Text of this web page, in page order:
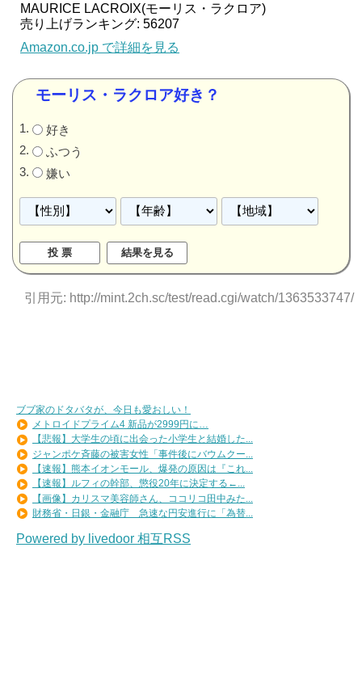
MAURICE LACROIX(モーリス・ラクロア)
売り上げランキング: 56207
Amazon.co.jp で詳細を見る
モーリス・ラクロア好き？
好き
ふつう
嫌い
引用元: http://mint.2ch.sc/test/read.cgi/watch/1363533747/
ブブ家のドタバタが、今日も愛おしい！
メトロイドプライム4 新品が2999円に…
【悲報】大学生の頃に出会った小学生と結婚した...
ジャンポケ斉藤の被害女性「事件後にバウムクー...
【速報】熊本イオンモール、爆発の原因は『これ...
【速報】ルフィの幹部、懲役20年に決定する←...
【画像】カリスマ美容師さん、ココリコ田中みた...
財務省・日銀・金融庁 急速な円安進行に「為替...
Powered by livedoor 相互RSS